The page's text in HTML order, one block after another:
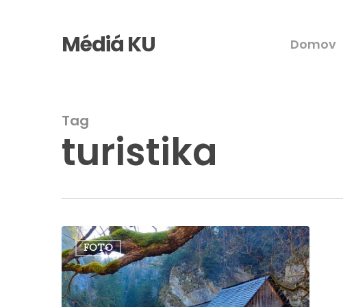
Médiá KU Domov
Tag
turistika
Jesenná
Kvačianska
dolina
FOTO